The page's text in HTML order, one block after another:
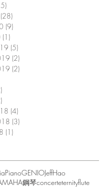
(28)
(9)
(1)
(5)
(2)
(2)
(4)
(3)
(1)
GENIOJeffHao
鋼琴concerteternityflute